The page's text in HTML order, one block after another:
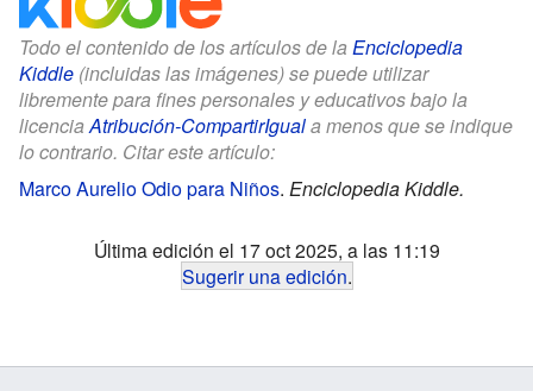
Todo el contenido de los artículos de la Enciclopedia
Kiddle (incluidas las imágenes) se puede utilizar
libremente para fines personales y educativos bajo la
licenciaAtribución-CompartirIguala menos que se indique
lo contrario. Citar este artículo:
Marco Aurelio Odio para Niños. Enciclopedia Kiddle.
Última edición el 17 oct 2025, a las 11:19
Sugerir una edición.